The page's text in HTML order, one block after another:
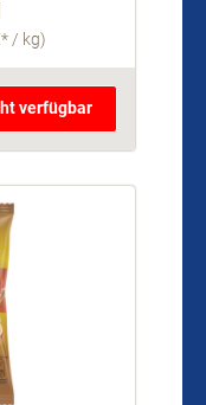
€* / kg)
verfügbar